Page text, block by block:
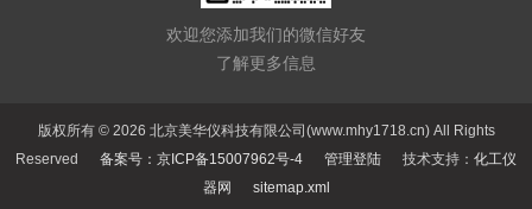
欢迎您添加我们的微信好友
了解更多信息
版权所有 © 2026 北京美华仪科技有限公司(www.mhy1718.cn) All Rights
Reserved 备案号：京ICP备15007962号-4 管理登陆 技术支持： 化工仪
器网
sitemap.xml